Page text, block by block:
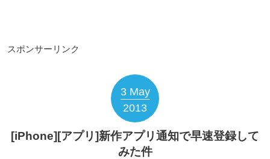
スポンサーリンク
3 May
2013
[iPhone][アプリ]新作アプリ通知で早速登録して
みた件